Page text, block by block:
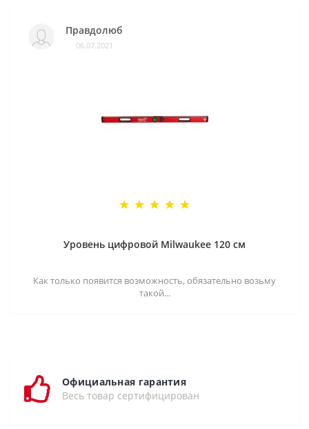
Правдолюб
06.07.2021
Уровень цифровой Milwaukee 120 см
Как только появится возможность, обязательно возьму
такой...
Официальная гарантия
Весь товар сертифицирован